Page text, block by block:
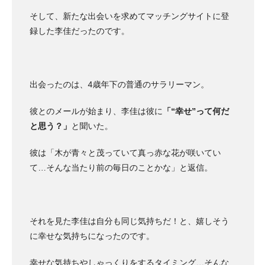
そして、新たな出会いを求めてマッチングサイトに登
録した李佳だったのです。
出会ったのは、4歳年下の普通のサラリーマン。
彼とのメールが始まり、李佳は彼に
「“幸せ”って何だ
と思う？」 と聞いた。
彼は「木が青々と茂っていて真っ赤な花が咲いてい
て…そんな当たり前の毎日のことかな」と返信。
それを見た李佳は自分も同じ気持ちだ！と、嬉しそう
に幸せな気持ちになったのです。
幸せな気持ちやしゃっくりをするタイミング…そんな